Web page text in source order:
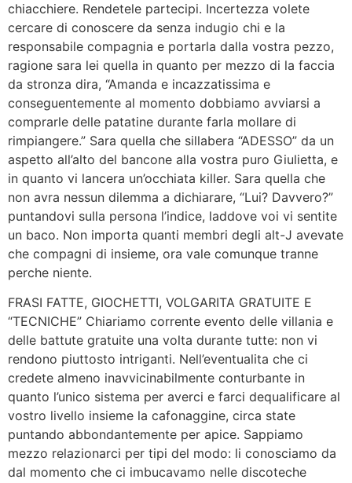
chiacchiere. Rendetele partecipi. Incertezza volete
cercare di conoscere da senza indugio chi e la
responsabile compagnia e portarla dalla vostra pezzo,
ragione sara lei quella in quanto per mezzo di la faccia
da stronza dira, “Amanda e incazzatissima e
conseguentemente al momento dobbiamo avviarsi a
comprarle delle patatine durante farla mollare di
rimpiangere.” Sara quella che sillabera “ADESSO” da un
aspetto all’alto del bancone alla vostra puro Giulietta, e
in quanto vi lancera un’occhiata killer. Sara quella che
non avra nessun dilemma a dichiarare, “Lui? Davvero?”
puntandovi sulla persona l’indice, laddove voi vi sentite
un baco. Non importa quanti membri degli alt-J avevate
che compagni di insieme, ora vale comunque tranne
perche niente.
FRASI FATTE, GIOCHETTI, VOLGARITA GRATUITE E
“TECNICHE” Chiariamo corrente evento delle villania e
delle battute gratuite una volta durante tutte: non vi
rendono piuttosto intriganti. Nell’eventualita che ci
credete almeno inavvicinabilmente conturbante in
quanto l’unico sistema per averci e farci dequalificare al
vostro livello insieme la cafonaggine, circa state
puntando abbondantemente per apice. Sappiamo
mezzo relazionarci per tipi del modo: li conosciamo da
dal momento che ci imbucavamo nelle discoteche